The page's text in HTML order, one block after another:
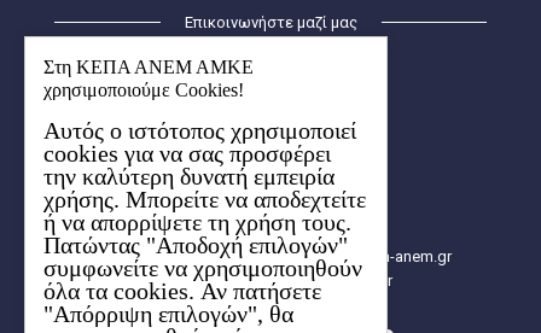
Επικοινωνήστε μαζί μας
ΚΕΠΑ – ΑΝΕΜ ΑΜΚΕ
Οικισμός Λήδα-Μαρία
6ο χλμ. Χαριλάου-Θέρμης
57001 Θέρμη, Θεσσαλονίκης
Aρ. ΓΕΜΗ: 154627704000
2310 480.000
2310 480.003
info[at]e-kepa.gr, info[at]2014-2020.kepa-anem.gr
https://2014-2020.kepa-anem.gr
Στη ΚΕΠΑ ΑΝΕΜ ΑΜΚΕ
χρησιμοποιούμε Cookies!
Αυτός ο ιστότοπος χρησιμοποιεί
cookies για να σας προσφέρει
την καλύτερη δυνατή εμπειρία
χρήσης. Μπορείτε να αποδεχτείτε
ή να απορρίψετε τη χρήση τους.
Πατώντας "Αποδοχή επιλογών"
συμφωνείτε να χρησιμοποιηθούν
όλα τα cookies. Αν πατήσετε
"Απόρριψη επιλογών", θα